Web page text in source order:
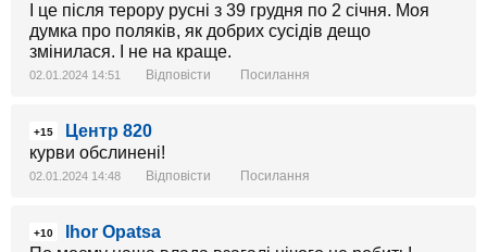
І це після терору русні з 39 грудня по 2 січня. Моя
думка про поляків, як добрих сусідів дещо
змінилася. І не на краще.
02.01.2024 14:51 Відповісти Посилання
+15
Центр 820
курви обслинені!
02.01.2024 14:48 Відповісти Посилання
+10
Ihor Opatsa